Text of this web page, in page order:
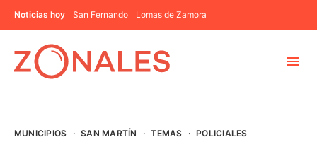
Noticias hoy San Fernando Lomas de Zamora
MUNICIPIOS · SAN MARTÍN · TEMAS · POLICIALES